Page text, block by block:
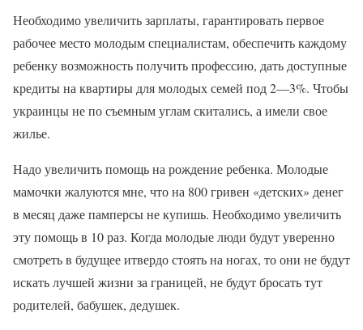
Необходимо увеличить зарплаты, гарантировать первое
рабочее место молодым специалистам, обеспечить каждому
ребенку возможность получить профессию, дать доступные
кредиты на квартиры для молодых семей под 2—3%. Чтобы
украинцы не по съемным углам скитались, а имели свое
жилье.
Надо увеличить помощь на рождение ребенка. Молодые
мамочки жалуются мне, что на 800 гривен «детских» денег
в месяц даже памперсы не купишь. Необходимо увеличить
эту помощь в 10 раз. Когда молодые люди будут уверенно
смотреть в будущее итвердо стоять на ногах, то они не будут
искать лучшей жизни за границей, не будут бросать тут
родителей, бабушек, дедушек.